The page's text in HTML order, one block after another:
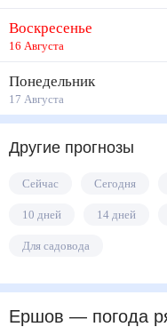
Воскресенье
16 Августа
Понедельник
17 Августа
Другие прогнозы
Сейчас Сегодня
10 дней 14 дней
Для садовода
Ершов — погода